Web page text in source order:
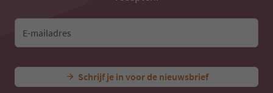
E-mailadres
Schrijf je in voor de nieuwsbrief